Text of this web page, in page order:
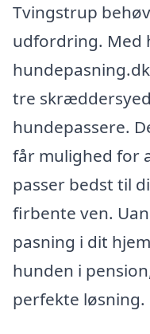
Tvingstrup
udfordring. Med
tre
hundepassere.
får mulighed for
passer bedst til
firbente ven.
pasning i dit
hunden i
perfekte løsning.